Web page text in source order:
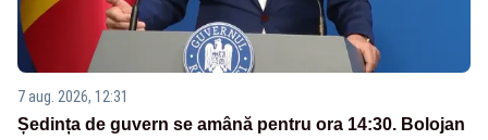
7 aug. 2026, 12:31
Ședința de guvern se amână pentru ora 14:30. Bolojan